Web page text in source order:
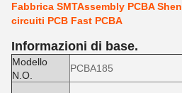
Fabbrica SMTAssembly PCBA
circuiti PCB Fast PCBA
Informazioni di base.
Modello
N.O.
PCBA185